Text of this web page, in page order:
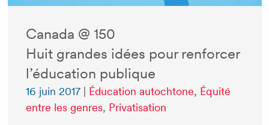
Canada @ 150
Huit grandes idées pour renforcer
l’éducation publique
16 juin 2017| Éducation autochtone, Équité
entre les genres, Privatisation